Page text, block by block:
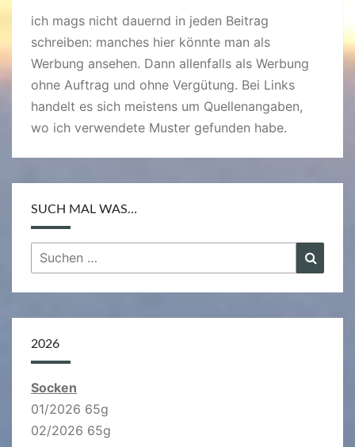
ich mags nicht dauernd in jeden Beitrag
schreiben: manches hier könnte man als
Werbung ansehen. Dann allenfalls als Werbung
ohne Auftrag und ohne Vergütung. Bei Links
handelt es sich meistens um Quellenangaben,
wo ich verwendete Muster gefunden habe.
SUCH MAL WAS…
Suchen
nach:
2026
Socken
01/2026 65g
02/2026 65g